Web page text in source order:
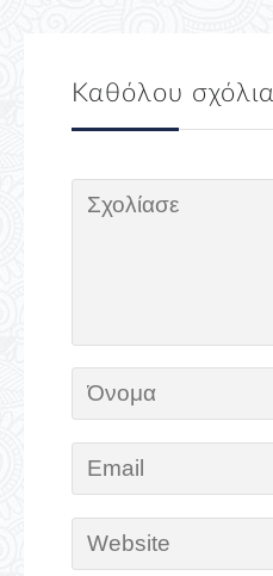
Καθόλου σχόλια